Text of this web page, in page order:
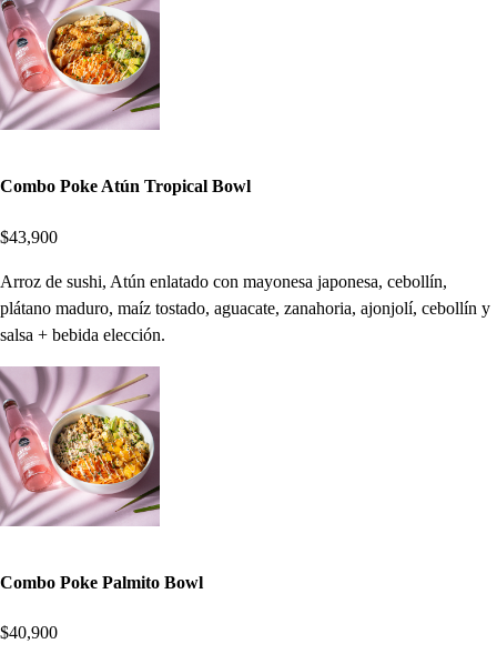
Combo Poke Atún Tropical Bowl
$43,900
Arroz de sushi, Atún enlatado con mayonesa japonesa, cebollín,
plátano maduro, maíz tostado, aguacate, zanahoria, ajonjolí, cebollín y
salsa + bebida elección.
Combo Poke Palmito Bowl
$40,900